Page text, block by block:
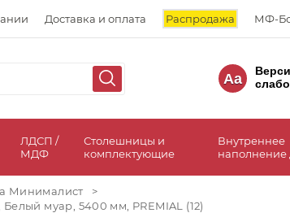
Доставка и оплата Распродажа МФ-
Aa
ЛДСП /
МДФ
Столешницы и
комплектующие
Внутреннее
наполнение
Минималист
>
муар, 5400 мм, PREMIAL (12)